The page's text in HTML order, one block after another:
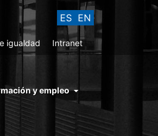
ES EN
igualdad Intranet
y empleo